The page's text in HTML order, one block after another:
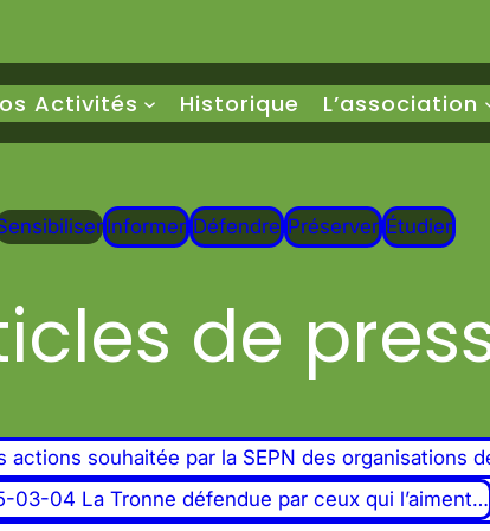
Activités Historique L’association
Informer Défendre Préserver Étudier
de
actions souhaitée par la SEPN des organisations
03-04 La Tronne défendue par ceux qui l’aiment…